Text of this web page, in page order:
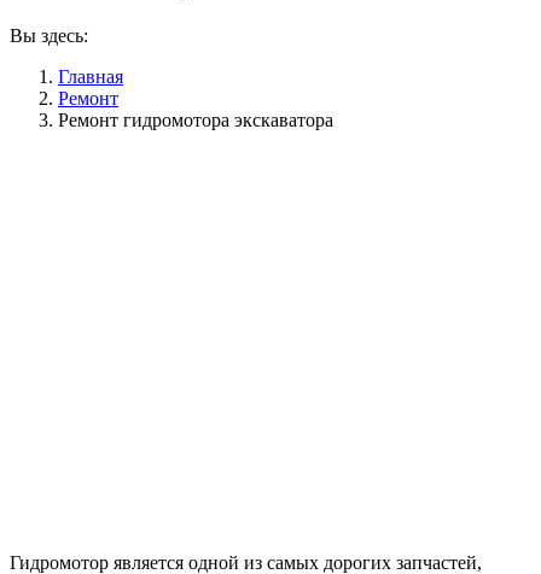
Вы здесь:
Главная
Ремонт
Ремонт гидромотора экскаватора
Гидромотор является одной из самых дорогих запчастей,